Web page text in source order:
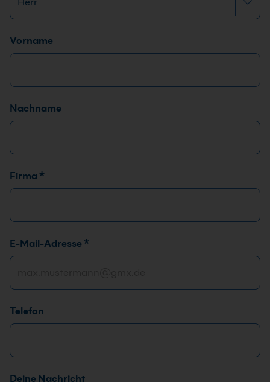
D
e
n
*
*
Name*
Vorname
Nachname
Firma *
E-Mail-Adresse *
Telefon
Deine Nachricht